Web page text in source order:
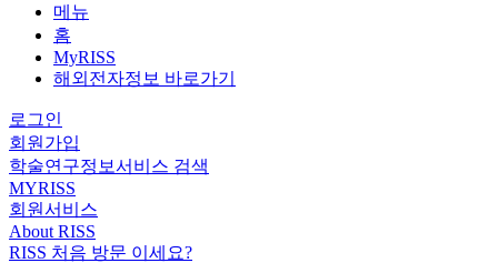
메뉴
홈
MyRISS
해외전자정보 바로가기
로그인
회원가입
학술연구정보서비스 검색
MYRISS
회원서비스
About RISS
RISS 처음 방문 이세요?